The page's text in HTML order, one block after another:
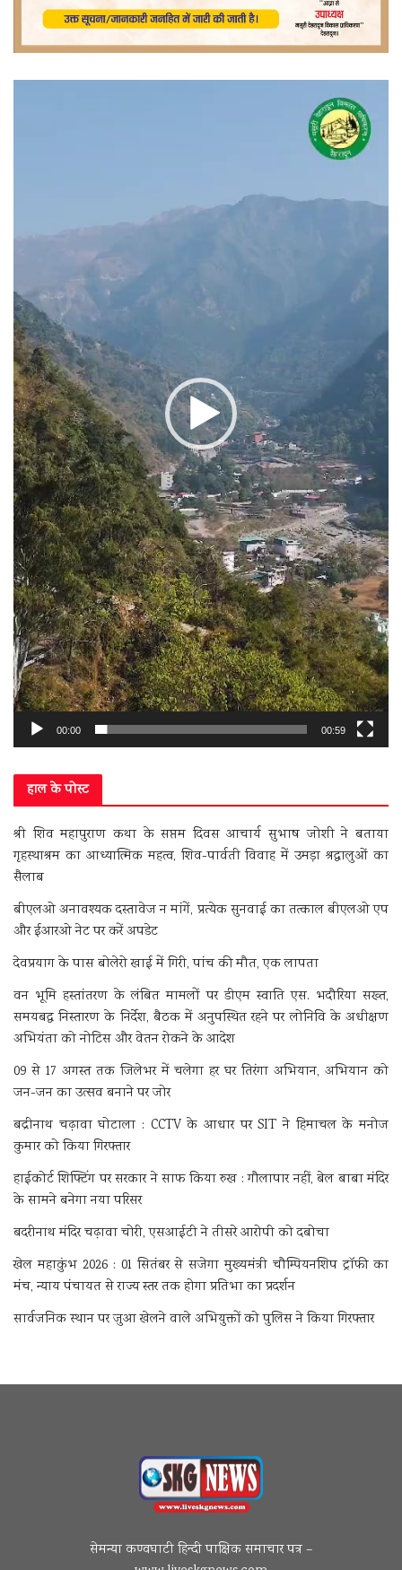
00:00 00:59
हाल के पोस्ट
श्री शिव महापुराण कथा के सप्तम दिवस आचार्य सुभाष जोशी ने बताया
गृहस्थाश्रम का आध्यात्मिक महत्व, शिव-पार्वती विवाह में उमड़ा श्रद्धालुओं का
सैलाब
बीएलओ अनावश्यक दस्तावेज न मांगें, प्रत्येक सुनवाई का तत्काल बीएलओ एप
और ईआरओ नेट पर करें अपडेट
देवप्रयाग के पास बोलेरो खाई में गिरी, पांच की मौत, एक लापता
वन भूमि हस्तांतरण के लंबित मामलों पर डीएम स्वाति एस. भदौरिया सख्त,
समयबद्ध निस्तारण के निर्देश, बैठक में अनुपस्थित रहने पर लोनिवि के अधीक्षण
अभियंता को नोटिस और वेतन रोकने के आदेश
09 से 17 अगस्त तक जिलेभर में चलेगा हर घर तिरंगा अभियान, अभियान को
जन-जन का उत्सव बनाने पर जोर
बद्रीनाथ चढ़ावा घोटाला : CCTV के आधार पर SIT ने हिमाचल के मनोज
कुमार को किया गिरफ्तार
हाईकोर्ट शिफ्टिंग पर सरकार ने साफ किया रुख : गौलापार नहीं, बेल बाबा मंदिर
के सामने बनेगा नया परिसर
बदरीनाथ मंदिर चढ़ावा चोरी, एसआईटी ने तीसरे आरोपी को दबोचा
खेल महाकुंभ 2026 : 01 सितंबर से सजेगा मुख्यमंत्री चौम्पियनशिप ट्रॉफी का
मंच, न्याय पंचायत से राज्य स्तर तक होगा प्रतिभा का प्रदर्शन
सार्वजनिक स्थान पर जुआ खेलने वाले अभियुक्तों को पुलिस ने किया गिरफ्तार
सेमन्या कण्वघाटी हिन्दी पाक्षिक समाचार पत्र –